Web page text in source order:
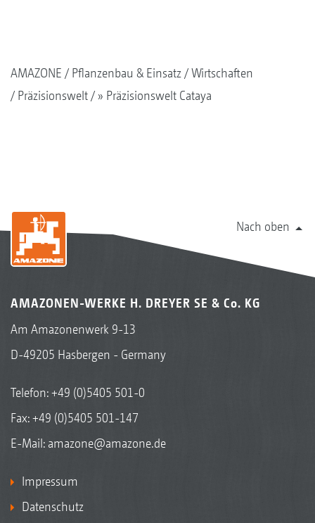
AMAZONE Pflanzenbau & Einsatz
Wirtschaften
Präzisionswelt
» Präzisionswelt Cataya
Nach oben
AMAZONEN-WERKE H. DREYER SE & Co. KG
Am Amazonenwerk 9-13
D-49205 Hasbergen - Germany
Telefon:+49 (0)5405 501-0
Fax: +49 (0)5405 501-147
E-Mail: amazone@amazone.de
Impressum
Datenschutz